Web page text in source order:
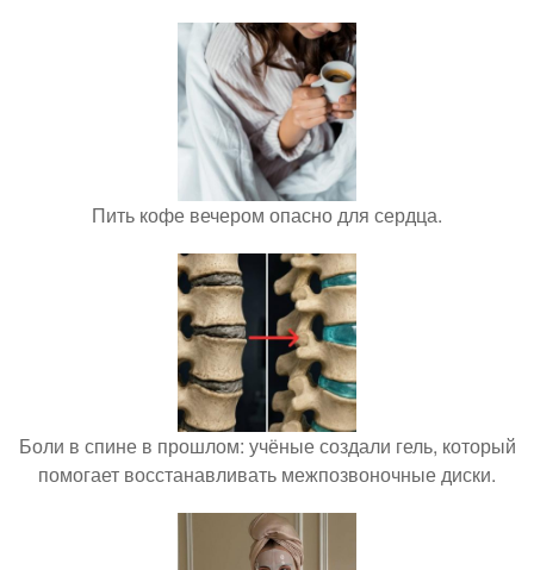
Пить кофе вечером опасно для сердца.
Боли в спине в прошлом: учёные создали гель, который
помогает восстанавливать межпозвоночные диски.